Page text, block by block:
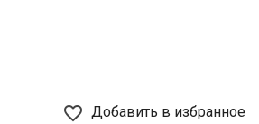
favorite_border Добавить в избранное